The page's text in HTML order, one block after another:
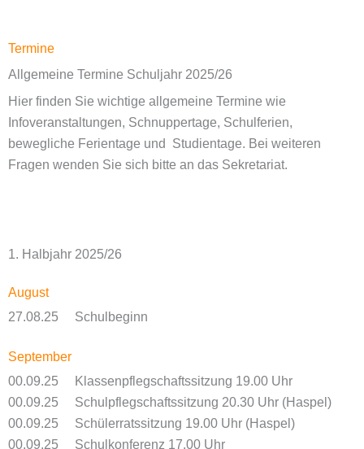
Termine
Allgemeine Termine Schuljahr 2025/26
Hier finden Sie wichtige allgemeine Termine wie
Infoveranstaltungen, Schnuppertage, Schulferien,
bewegliche Ferientage und Studientage. Bei weiteren
Fragen wenden Sie sich bitte an das Sekretariat.
1. Halbjahr 2025/26
August
27.08.25 Schulbeginn
September
00.09.25 Klassenpflegschaftssitzung 19.00 Uhr
00.09.25 Schulpflegschaftssitzung 20.30 Uhr (Haspel)
00.09.25 Schülerratssitzung 19.00 Uhr (Haspel)
00.09.25 Schulkonferenz 17.00 Uhr